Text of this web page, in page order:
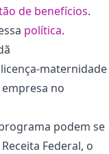
de benefícios.
política.
maternidade
no
podem se
Federal, o